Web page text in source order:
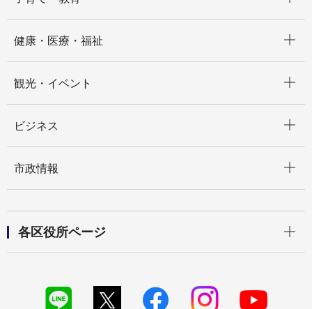
健康・医療・福祉
観光・イベント
ビジネス
市政情報
各区役所ページ